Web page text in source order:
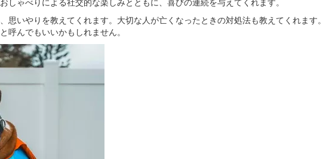
しゃべりによる社交的な楽しみとともに、喜びの連続を与えてくれます。
思いやりを教えてくれます。大切な人が亡くなったときの対処法も教えてくれます。
呼んでもいいかもしれません。